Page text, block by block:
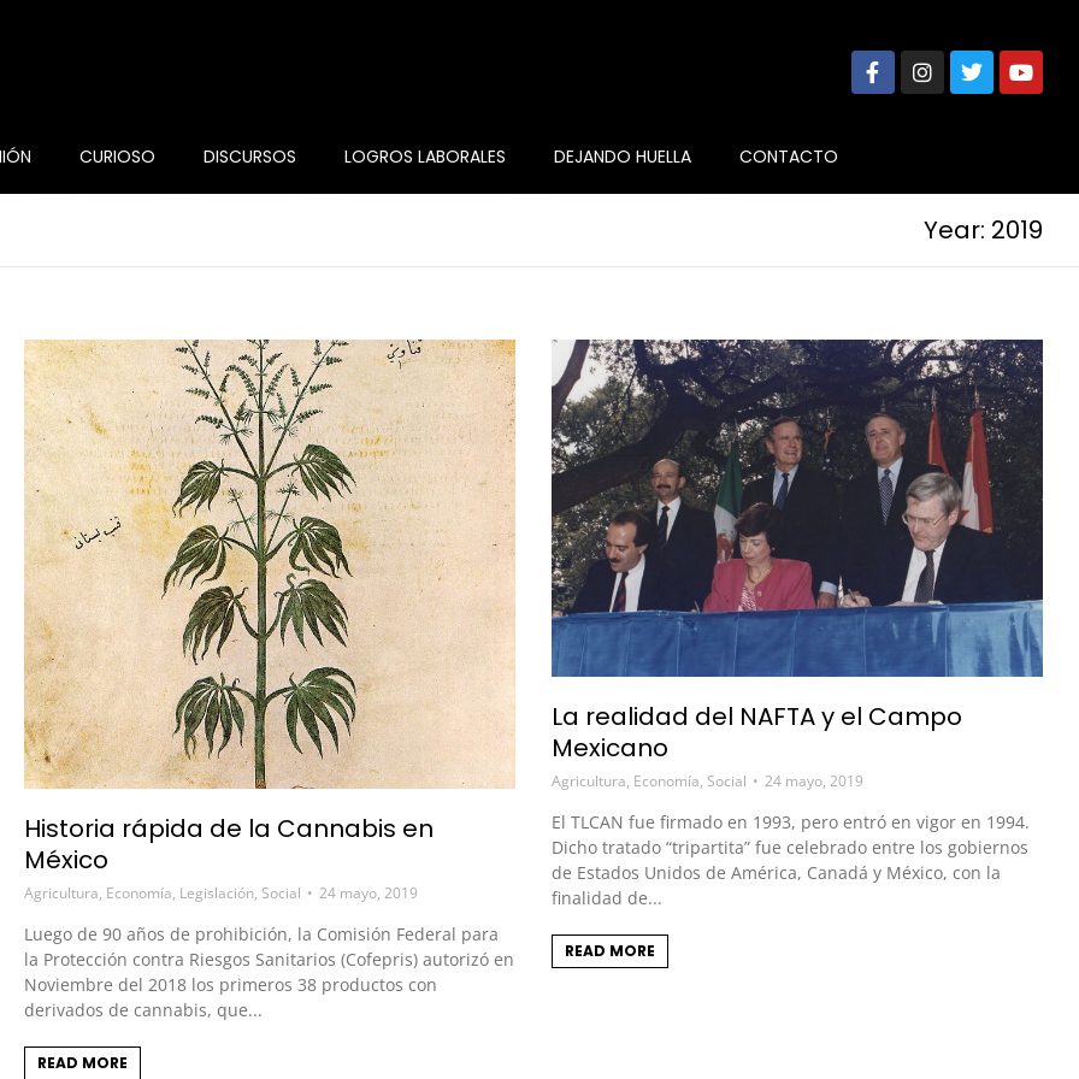
CURIOSO DISCURSOS LOGROS LABORALES DEJANDO HUELLA CONTACTO
Year: 2019
Historia rápida de la Cannabis en
México
Agricultura, Economía, Legislación, Social 24 mayo, 2019
Luego de 90 años de prohibición, la Comisión Federal para
la Protección contra Riesgos Sanitarios (Cofepris) autorizó en
Noviembre del 2018 los primeros 38 productos con
derivados de cannabis, que...
READ MORE
La realidad del NAFTA y el Campo
Mexicano
Agricultura, Economía, Social 24 mayo, 2019
El TLCAN fue firmado en 1993, pero entró en vigor en 1994.
Dicho tratado “tripartita” fue celebrado entre los gobiernos
de Estados Unidos de América, Canadá y México, con la
finalidad de...
READ MORE